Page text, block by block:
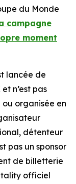
du Monde
campagne
moment
lancée de
n’est pas
organisée en
détenteur
pas un sponsor
de billetterie
officiel